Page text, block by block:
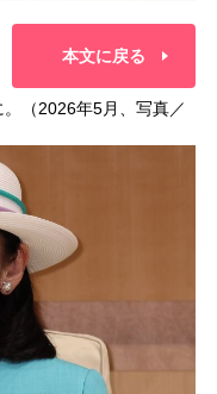
本文に戻る
（2026年5月、写真／